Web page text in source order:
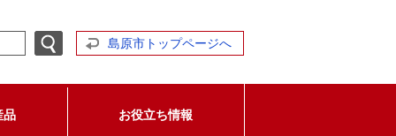
島原市トップページへ
品 お役立ち情報